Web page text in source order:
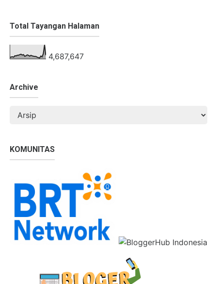
Total Tayangan Halaman
4,687,647
Archive
KOMUNITAS